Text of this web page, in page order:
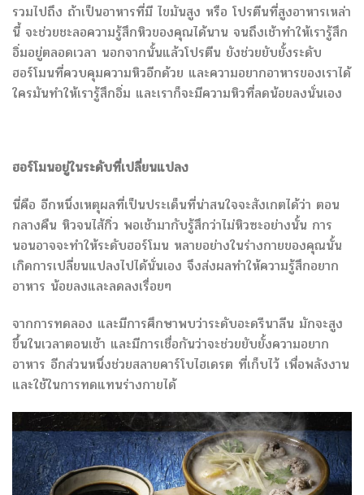
รวมไปถึง ถ้าเป็นอาหารที่มี ไขมันสูง หรือ โปรตีนที่สูงอาหารเหล่า
นี้ จะช่วยชะลอความรู้สึกหิวของคุณได้นาน จนถึงเช้าทำให้เรารู้สึก
อิ่มอยู่ตลอดเวลา นอกจากนั้นแล้วโปรตีน ยังช่วยยับยั้งระดับ
ฮอร์โมนที่ควบคุมความหิวอีกด้วย และความอยากอาหารของเราได้
ใครมันทำให้เรารู้สึกอิ่ม และเราก็จะมีความหิวที่ลดน้อยลงนั่นเอง
ฮอร์โมนอยู่ในระดับที่เปลี่ยนแปลง
นี่คือ อีกหนึ่งเหตุผลที่เป็นประเด็นที่น่าสนใจจะสังเกตได้ว่า ตอน
กลางคืน หิวจนไส้กิ่ว พอเช้ามากับรู้สึกว่าไม่หิวซะอย่างนั้น การ
นอนอาจจะทำให้ระดับฮอร์โมน หลายอย่างในร่างกายของคุณนั้น
เกิดการเปลี่ยนแปลงไปได้นั่นเอง จึงส่งผลทำให้ความรู้สึกอยาก
อาหาร น้อยลงและลดลงเรื่อยๆ
จากการทดลอง และมีการศึกษาพบว่าระดับอะดรีนาลีน มักจะสูง
ขึ้นในเวลาตอนเช้า และมีการเชื่อกันว่าจะช่วยยับยั้งความอยาก
อาหาร อีกส่วนหนึ่งช่วยสลายคาร์โบไฮเดรต ที่เก็บไว้ เพื่อพลังงาน
และใช้ในการทดแทนร่างกายได้